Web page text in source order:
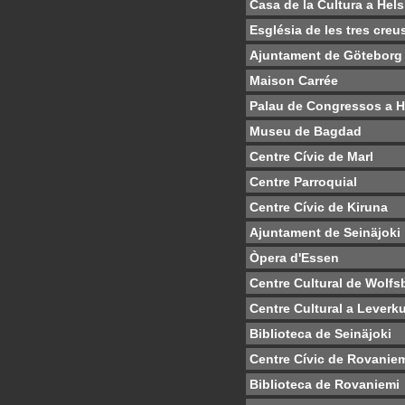
Casa de la Cultura a
Església de les tres
Ajuntament de Göteborg
Maison Carrée
Palau de Congressos a
Museu de Bagdad
Centre Cívic de Marl
Centre Parroquial
Centre Cívic de Kiruna
Ajuntament de Seinäjoki
Òpera d'Essen
Centre Cultural de
Centre Cultural a
Biblioteca de Seinäjoki
Centre Cívic de
Biblioteca de Rovaniemi